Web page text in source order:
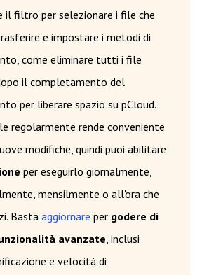
il filtro per selezionare i file che
e impostare i metodi di
come eliminare tutti i file
il completamento del
per liberare spazio su pCloud.
regolarmente rende conveniente
modifiche, quindi puoi abilitare
per eseguirlo giornalmente,
mensilmente o all'ora che
Basta aggiornare per godere di
avanzate , inclusi
e velocità di